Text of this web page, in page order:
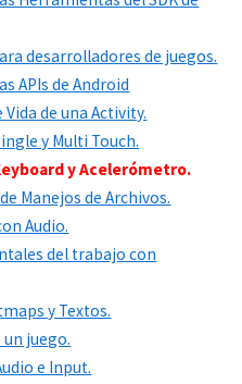
desarrolladores de juegos.
APIs de Android
de una Activity.
y Multi Touch.
y Acelerómetro.
Manejos de Archivos.
Audio.
del trabajo con
y Textos.
un juego.
e Input.